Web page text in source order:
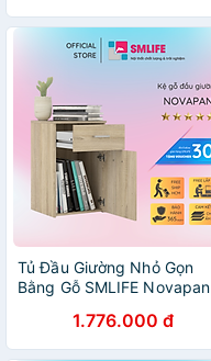
Tủ Đầu Giường Nhỏ Gọn
Bằng Gỗ SMLIFE Novapan
1.776.000 đ